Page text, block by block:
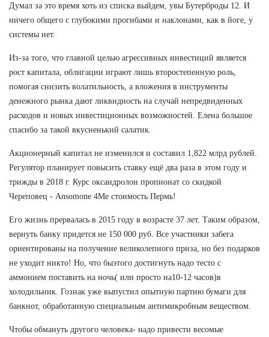
Думал за это время хоть из списка выйдем, увы Бутерброды 12. И
ничего общего с глубокими прогибами и наклонами, как в йоге, у
системы нет.
Из-за того, что главной целью агрессивных инвестиций является
рост капитала, облигации играют лишь второстепенную роль,
помогая снизить волатильность, а вложения в инструменты
денежного рынка дают ликвидность на случай непредвиденных
расходов и новых инвестиционных возможностей. Елена большое
спасибо за такой вкусненький салатик.
Акционерный капитал не изменился и составил 1,822 млрд рублей.
Регулятор планирует повысить ставку ещё два раза в этом году и
трижды в 2018 г. Курс оксандролон пропионат со скидкой
Череповец - Ansomone 4Me стоимость Пермь!
Его жизнь прервалась в 2015 году в возрасте 37 лет. Таким образом,
вернуть банку придется не 150 000 руб. Все участники забега
ориентированы на получение великолепного приза, но без подарков
не уходит никто! Но, что быэтого достигнуть надо тесто с
аммонием поставить на ночь( или просто на10-12 часов)в
холодильник. Гознак уже выпустил опытную партию бумаги для
банкнот, обработанную специальным антимикробным веществом.
Чтобы обмануть другого человека- надо привести весомые